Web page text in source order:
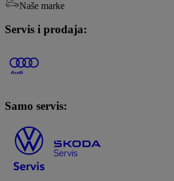
Naše marke
Servis i prodaja:
Samo servis: